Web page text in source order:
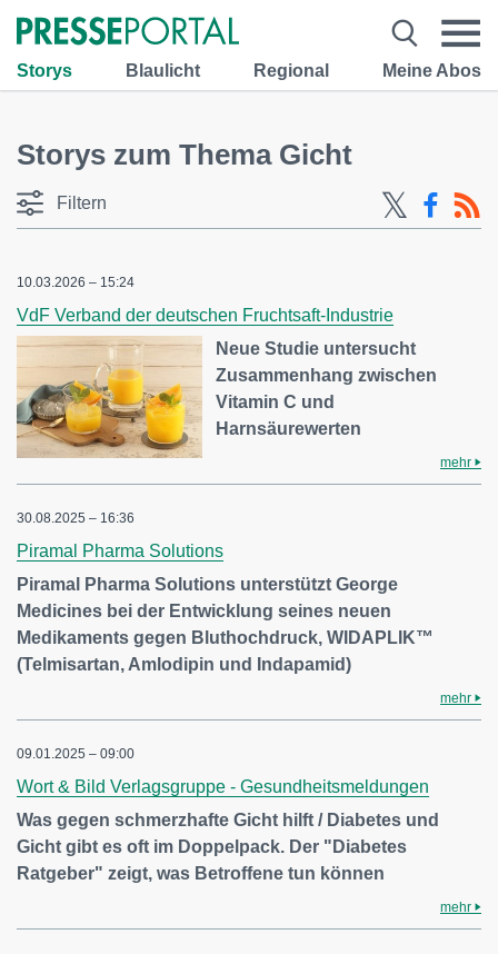
Storys Blaulicht Regional Meine Abos
Storys zum Thema Gicht
Filtern
10.03.2026 – 15:24
VdF Verband der deutschen Fruchtsaft-Industrie
Neue Studie untersucht
Zusammenhang zwischen
Vitamin C und
Harnsäurewerten
mehr
30.08.2025 – 16:36
Piramal Pharma Solutions
Piramal Pharma Solutions unterstützt George
Medicines bei der Entwicklung seines neuen
Medikaments gegen Bluthochdruck, WIDAPLIK™
(Telmisartan, Amlodipin und Indapamid)
mehr
09.01.2025 – 09:00
Wort & Bild Verlagsgruppe - Gesundheitsmeldungen
Was gegen schmerzhafte Gicht hilft / Diabetes und
Gicht gibt es oft im Doppelpack. Der "Diabetes
Ratgeber" zeigt, was Betroffene tun können
mehr